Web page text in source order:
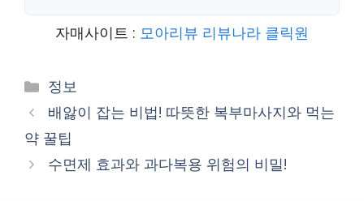
자매사이트 : 모아리뷰 리뷰나라 클릭원
Categories
정보
배앓이 잡는 비법! 따뜻한 복부마사지와 먹는
약 꿀팁
수면제 효과와 과다복용 위험의 비밀!